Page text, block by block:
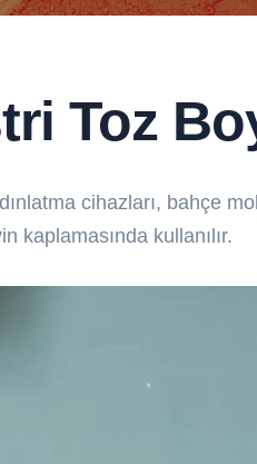
Toz
cihazları, bahçe
kaplamasında kullanılır.